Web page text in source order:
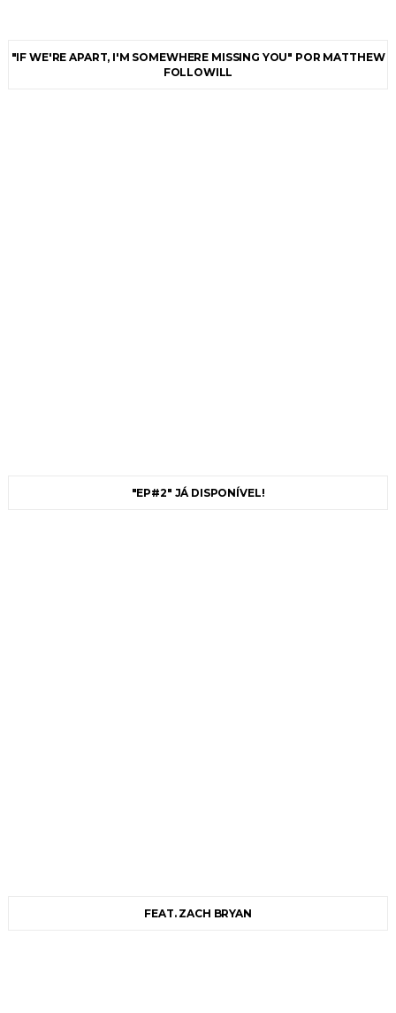
"IF WE'RE APART, I'M SOMEWHERE MISSING YOU" POR MATTHEW
FOLLOWILL
"EP#2" JÁ DISPONÍVEL!
FEAT. ZACH BRYAN